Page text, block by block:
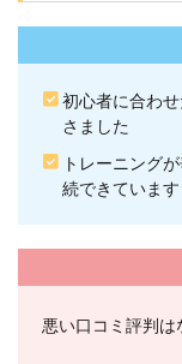
ワー
ウト
小倉
よく
ある
7.1
クア
ウト
初心者に合わ
さました
トレーニング
続できています
悪い口コミ評判は